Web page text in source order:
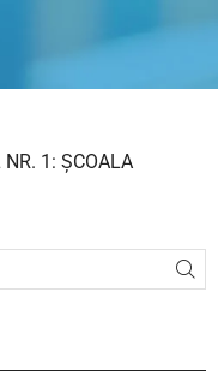
NR. 1: ȘCOALA